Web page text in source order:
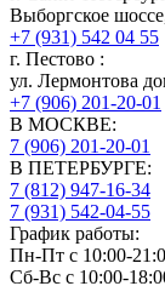
Выборгское
+7 (931) 542 04 55
г. Пестово :
ул. Лермонтова
+7 (906) 201-20-01
В МОСКВЕ:
7 (906) 201-20-01
В ПЕТЕРБУРГЕ:
7 (812) 947-16-34
7 (931) 542-04-55
График работы:
Пн-Пт с 10:00-
Сб-Вс с 10:00-